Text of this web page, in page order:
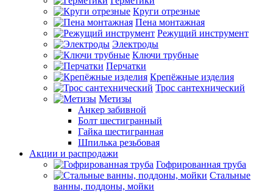
Круги отрезные
Пена монтажная
Режущий инструмент
Электроды
Ключи трубные
Перчатки
Крепёжные изделия
Трос сантехнический
Метизы
Анкер забивной
Болт шестигранный
Гайка шестигранная
Шпилька резьбовая
Акции и распродажи
Гофрированная труба
Стальные
ванны, поддоны, мойки